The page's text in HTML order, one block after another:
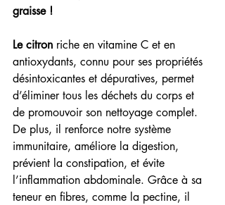
graisse !
Le citron riche en vitamine C et en
antioxydants, connu pour ses propriétés
désintoxicantes et dépuratives, permet
d’éliminer tous les déchets du corps et
de promouvoir son nettoyage complet.
De plus, il renforce notre système
immunitaire, améliore la digestion,
prévient la constipation, et évite
l’inflammation abdominale. Grâce à sa
teneur en fibres, comme la pectine, il